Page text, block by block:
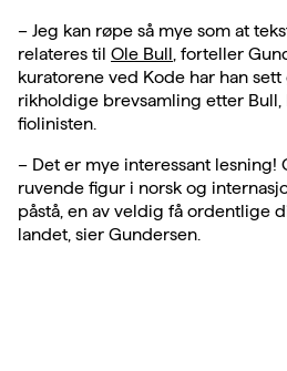
– Jeg kan røpe så mye som at
relateres til Ole Bull , forteller
kuratorene ved Kode har han
rikholdige brevsamling etter Bull,
fiolinisten.
– Det er mye interessant lesning!
ruvende figur i norsk og
påstå, en av veldig få ordentlige
landet, sier Gundersen.